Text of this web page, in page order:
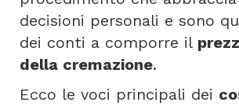
decisioni personali e sono
dei conti a comporre il
della cremazione.
Ecco le voci principali dei